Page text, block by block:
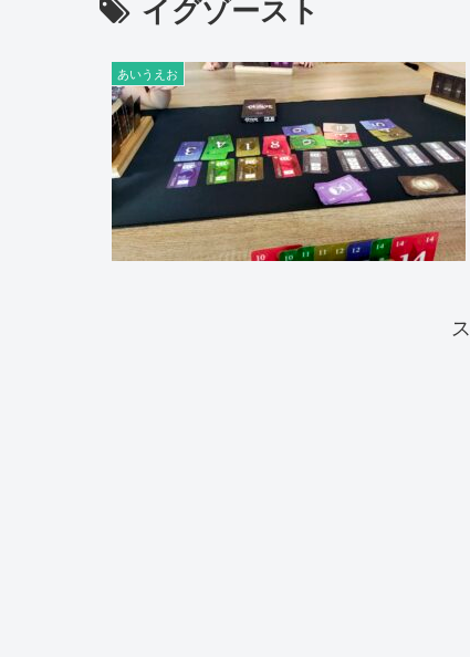
イグゾースト
あいうえお